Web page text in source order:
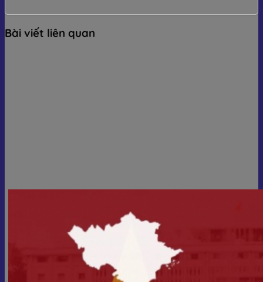
Bài viết liên quan